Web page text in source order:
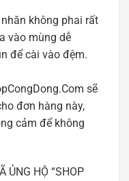
không phai rất
vào mùng dễ
để cài vào đệm.
sẽ
đơn hàng này,
cảm để không
ỦNG HỘ “SHOP